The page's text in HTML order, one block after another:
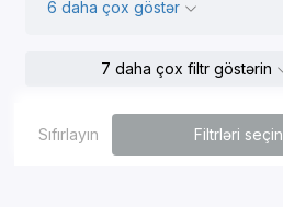
6 daha çox göstər
7 daha çox filtr göstərin
Sıfırlayın Filtrləri seçin